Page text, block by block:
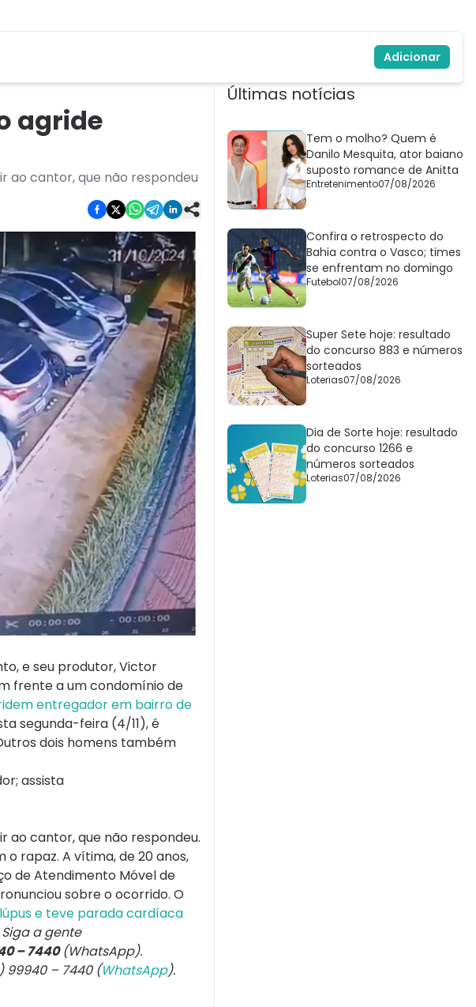
Adicionar
agride
ao cantor, que não respondeu
e seu produtor, Victor
frente a um condomínio de
entregador em bairro de
segunda-feira (4/11), é
dois homens também
assista
ao cantor, que não respondeu.
o rapaz. A vítima, de 20 anos,
de Atendimento Móvel de
sobre o ocorrido. O
e teve parada cardíaca
Siga a gente
– 7440(WhatsApp).
99940 – 7440 (WhatsApp).
Últimas notícias
Tem o molho? Quem é
Danilo Mesquita, ator baiano
suposto romance de Anitta
Entretenimento07/08/2026
Confira o retrospecto do
Bahia contra o Vasco; times
se enfrentam no domingo
Futebol07/08/2026
Super Sete hoje: resultado
do concurso 883 e números
sorteados
Loterias07/08/2026
Dia de Sorte hoje: resultado
do concurso 1266 e
números sorteados
Loterias07/08/2026